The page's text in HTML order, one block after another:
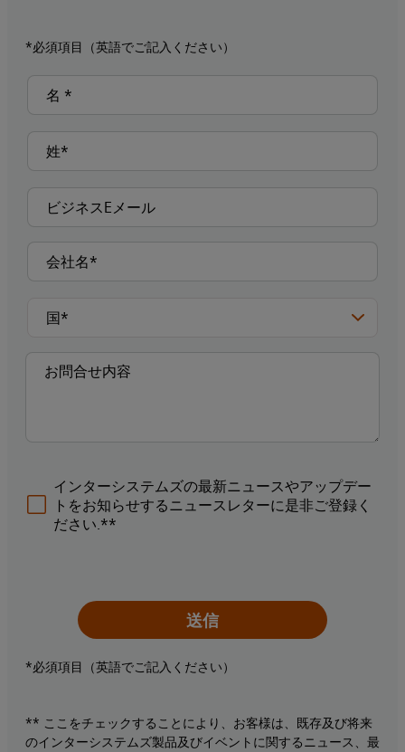
*必須項目（英語でご記入ください）
インターシステムズの最新ニュースやアップデー
トをお知らせするニュースレターに是非ご登録く
ださい.**
送信
*必須項目（英語でご記入ください）
** ここをチェックすることにより、お客様は、既存及び将来
のインターシステムズ製品及びイベントに関するニュース、最